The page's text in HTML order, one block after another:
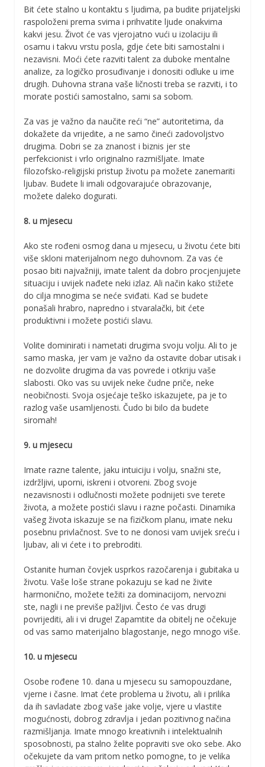
Bit ćete stalno u kontaktu s ljudima, pa budite prijateljski
raspoloženi prema svima i prihvatite ljude onakvima
kakvi jesu. Život će vas vjerojatno vući u izolaciju ili
osamu i takvu vrstu posla, gdje ćete biti samostalni i
nezavisni. Moći ćete razviti talent za duboke mentalne
analize, za logičko prosuđivanje i donositi odluke u ime
drugih. Duhovna strana vaše ličnosti treba se razviti, i to
morate postići samostalno, sami sa sobom.
Za vas je važno da naučite reći “ne” autoritetima, da
dokažete da vrijedite, a ne samo čineći zadovoljstvo
drugima. Dobri se za znanost i biznis jer ste
perfekcionist i vrlo originalno razmišljate. Imate
filozofsko-religijski pristup životu pa možete zanemariti
ljubav. Budete li imali odgovarajuće obrazovanje,
možete daleko dogurati.
8. u mjesecu
Ako ste rođeni osmog dana u mjesecu, u životu ćete biti
više skloni materijalnom nego duhovnom. Za vas će
posao biti najvažniji, imate talent da dobro procjenjujete
situaciju i uvijek nađete neki izlaz. Ali način kako stižete
do cilja mnogima se neće sviđati. Kad se budete
ponašali hrabro, napredno i stvaralački, bit ćete
produktivni i možete postići slavu.
Volite dominirati i nametati drugima svoju volju. Ali to je
samo maska, jer vam je važno da ostavite dobar utisak i
ne dozvolite drugima da vas povrede i otkriju vaše
slabosti. Oko vas su uvijek neke čudne priče, neke
neobičnosti. Svoja osjećaje teško iskazujete, pa je to
razlog vaše usamljenosti. Čudo bi bilo da budete
siromah!
9. u mjesecu
Imate razne talente, jaku intuiciju i volju, snažni ste,
izdržljivi, uporni, iskreni i otvoreni. Zbog svoje
nezavisnosti i odlučnosti možete podnijeti sve terete
života, a možete postići slavu i razne počasti. Dinamika
vašeg života iskazuje se na fizičkom planu, imate neku
posebnu privlačnost. Sve to ne donosi vam uvijek sreću i
ljubav, ali vi ćete i to prebroditi.
Ostanite human čovjek usprkos razočarenja i gubitaka u
životu. Vaše loše strane pokazuju se kad ne živite
harmonično, možete težiti za dominacijom, nervozni
ste, nagli i ne previše pažljivi. Često će vas drugi
povrijediti, ali i vi druge! Zapamtite da obitelj ne očekuje
od vas samo materijalno blagostanje, nego mnogo više.
10. u mjesecu
Osobe rođene 10. dana u mjesecu su samopouzdane,
vjerne i časne. Imat ćete problema u životu, ali i prilika
da ih savladate zbog vaše jake volje, vjere u vlastite
mogućnosti, dobrog zdravlja i jedan pozitivnog načina
razmišljanja. Imate mnogo kreativnih i intelektualnih
sposobnosti, pa stalno želite popraviti sve oko sebe. Ako
očekujete da vam pritom netko pomogne, to je velika